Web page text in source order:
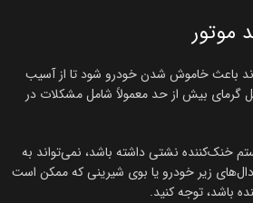
باعث خاموش شدن خودرو شود تا از آسیب
گرمای بیش از حد معمولاً شامل مشکلات در
خنک‌کننده نشتی داشته باشد، نمی‌تواند به
زیر خودرو یا بوی شیرینی که ممکن است
باشد، توجه کنید.